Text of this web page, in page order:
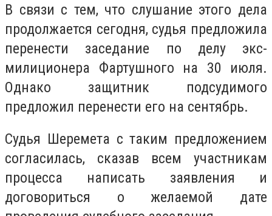
В связи с тем, что слушание этого дела
продолжается сегодня, судья предложила
перенести заседание по делу экс-
милиционера Фартушного на 30 июля.
Однако защитник подсудимого
предложил перенести его на сентябрь.
Судья Шеремета с таким предложением
согласилась, сказав всем участникам
процесса написать заявления и
договориться о желаемой дате